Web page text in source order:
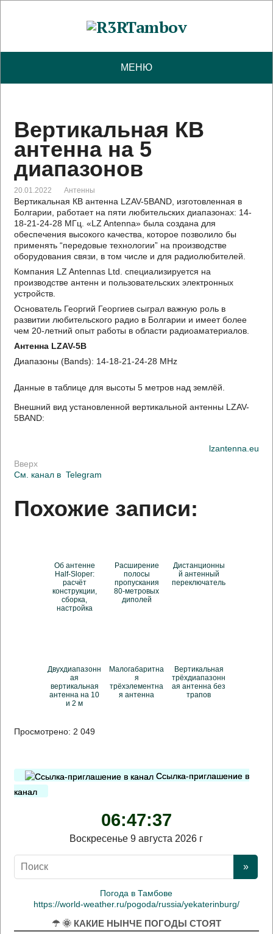
МЕНЮ
Вертикальная КВ
антенна на 5
диапазонов
20.01.2022 Антенны
Вертикальная КВ антенна LZAV-5BAND, изготовленная в
Болгарии, работает на пяти любительских диапазонах: 14-
18-21-24-28 МГц. «LZ Antenna» была создана для
обеспечения высокого качества, которое позволило бы
применять “передовые технологии” на производстве
оборудования связи, в том числе и для радиолюбителей.
Компания LZ Antennas Ltd. специализируется на
производстве антенн и пользовательских электронных
устройств.
Основатель Георгий Георгиев сыграл важную роль в
развитии любительского радио в Болгарии и имеет более
чем 20-летний опыт работы в области радиоаматериалов.
Антенна LZAV-5B
Диапазоны (Bands): 14-18-21-24-28 MHz
Данные в таблице для высоты 5 метров над землёй.
Внешний вид установленной вертикальной антенны LZAV-
5BAND:
lzantenna.eu
Вверх
См. канал в Telegram
Похожие записи:
Об антенне
Half-Sloper:
расчёт
конструкции,
сборка,
настройка
Расширение
полосы
пропускания
80-метровых
диполей
Дистанционны
й антенный
переключатель
Двухдиапазонн
ая
вертикальная
антенна на 10
и 2 м
Малогабаритна
я
трёхэлементна
я антенна
Вертикальная
трёхдиапазонн
ая антенна без
трапов
Просмотрено:2 049
Ссылка-приглашение в
канал
06:47:38
Воскресенье 9 августа 2026 г
Погода в Тамбове
https://world-weather.ru/pogoda/russia/yekaterinburg/
☂ 🌞 КАКИЕ НЫНЧЕ ПОГОДЫ СТОЯТ